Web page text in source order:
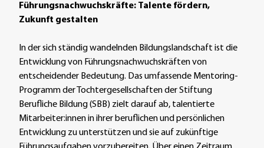
Führungsnachwuchskräfte: Talente fördern,
Zukunft gestalten
In der sich ständig wandelnden Bildungslandschaft ist die
Entwicklung von Führungsnachwuchskräften von
entscheidender Bedeutung. Das umfassende Mentoring-
Programm der Tochtergesellschaften der Stiftung
Berufliche Bildung (SBB) zielt darauf ab, talentierte
Mitarbeiter:innen in ihrer beruflichen und persönlichen
Entwicklung zu unterstützen und sie auf zukünftige